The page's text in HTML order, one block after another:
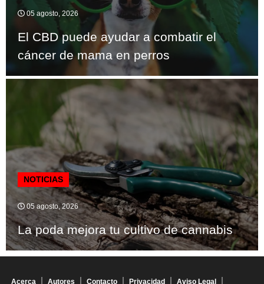
05 agosto, 2026
El CBD puede ayudar a combatir el
cáncer de mama en perros
NOTICIAS
05 agosto, 2026
La poda mejora tu cultivo de cannabis
Acerca Autores Contacto Privacidad Aviso Legal